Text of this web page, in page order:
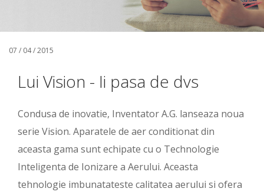
07 / 04 / 2015
Lui Vision - Ii pasa de dvs
Condusa de inovatie, Inventator A.G. lanseaza noua
serie Vision. Aparatele de aer conditionat din
aceasta gama sunt echipate cu o Technologie
Inteligenta de Ionizare a Aerului. Aceasta
tehnologie imbunatateste calitatea aerului si ofera